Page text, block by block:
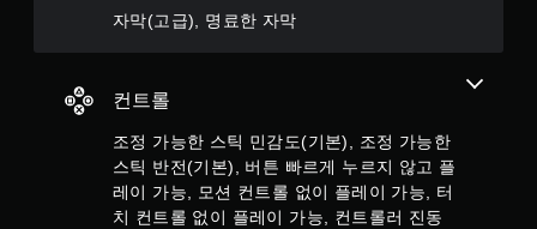
자막(고급), 명료한 자막
컨트롤
조정 가능한 스틱 민감도(기본), 조정 가능한
스틱 반전(기본), 버튼 빠르게 누르지 않고 플
레이 가능, 모션 컨트롤 없이 플레이 가능, 터
치 컨트롤 없이 플레이 가능, 컨트롤러 진동
습
니
다